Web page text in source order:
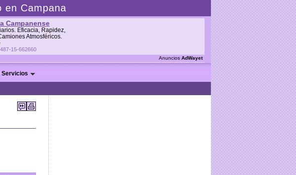
en Campana
Campanense
Eficacia, Rapidez,
Atmosféricos.
15-662660
Anuncios AdWayet
Servicios